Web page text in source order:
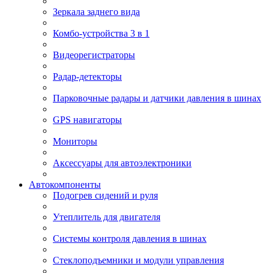
Зеркала заднего вида
Комбо-устройства 3 в 1
Видеорегистраторы
Радар-детекторы
Парковочные радары и датчики давления в шинах
GPS навигаторы
Мониторы
Аксессуары для автоэлектроники
Автокомпоненты
Подогрев сидений и руля
Утеплитель для двигателя
Системы контроля давления в шинах
Стеклоподъемники и модули управления